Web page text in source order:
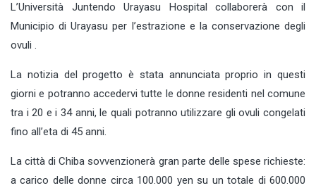
L’Università Juntendo Urayasu Hospital collaborerà con il
Municipio di Urayasu per l’estrazione e la conservazione degli
ovuli .
La notizia del progetto è stata annunciata proprio in questi
giorni e potranno accedervi tutte le donne residenti nel comune
tra i 20 e i 34 anni, le quali potranno utilizzare gli ovuli congelati
fino all’eta di 45 anni.
La città di Chiba sovvenzionerà gran parte delle spese richieste:
a carico delle donne circa 100.000 yen su un totale di 600.000